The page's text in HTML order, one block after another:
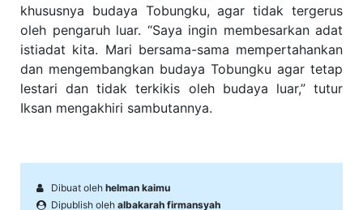
khususnya budaya Tobungku, agar tidak tergerus
oleh pengaruh luar. “Saya ingin membesarkan adat
istiadat kita. Mari bersama-sama mempertahankan
dan mengembangkan budaya Tobungku agar tetap
lestari dan tidak terkikis oleh budaya luar,” tutur
Iksan mengakhiri sambutannya.
Dibuat oleh helman kaimu
Dipublish oleh albakarah firmansyah